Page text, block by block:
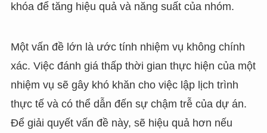
khóa để tăng hiệu quả và năng suất của nhóm.
Một vấn đề lớn là ước tính nhiệm vụ không chính
xác. Việc đánh giá thấp thời gian thực hiện của một
nhiệm vụ sẽ gây khó khăn cho việc lập lịch trình
thực tế và có thể dẫn đến sự chậm trễ của dự án.
Để giải quyết vấn đề này, sẽ hiệu quả hơn nếu